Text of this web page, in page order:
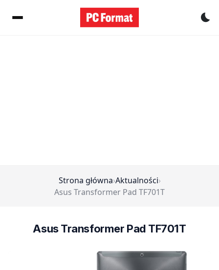
Strona główna›Aktualności›
Asus Transformer Pad TF701T
Asus Transformer Pad TF701T